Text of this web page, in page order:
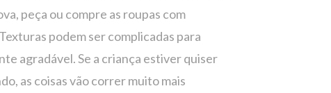
peça ou compre as roupas com
podem ser complicadas para
agradável. Se a criança estiver quiser
as coisas vão correr muito mais